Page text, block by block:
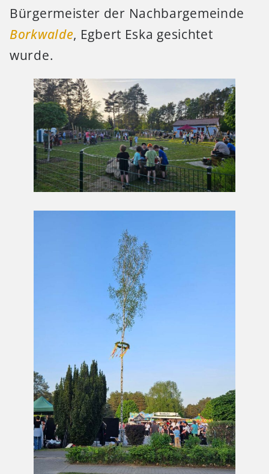
Bürgermeister der Nachbargemeinde
Borkwalde, Egbert Eska gesichtet
wurde.